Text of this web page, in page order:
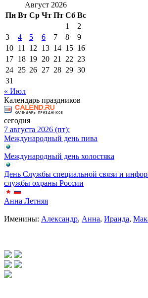
Август 2026
Пн Вт Ср Чт Пт Сб Вс
1
2
3
4 5 6 7 8
9
10 11 12 13 14 15 16
17 18 19 20 21 22 23
24 25 26 27 28 29 30
31
« Июл
Календарь праздников
сегодня
7 августа 2026 (пт):
Международный день пива
Международный день холостяка
День Службы специальной связи и
службы охраны России
Анна Летняя
Именины: Александр, Анна, Ираида,